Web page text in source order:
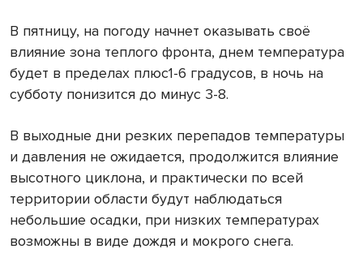
В пятницу, на погоду начнет оказывать своё
влияние зона теплого фронта, днем температура
будет в пределах плюс1-6 градусов, в ночь на
субботу понизится до минус 3-8.
В выходные дни резких перепадов температуры
и давления не ожидается, продолжится влияние
высотного циклона, и практически по всей
территории области будут наблюдаться
небольшие осадки, при низких температурах
возможны в виде дождя и мокрого снега.